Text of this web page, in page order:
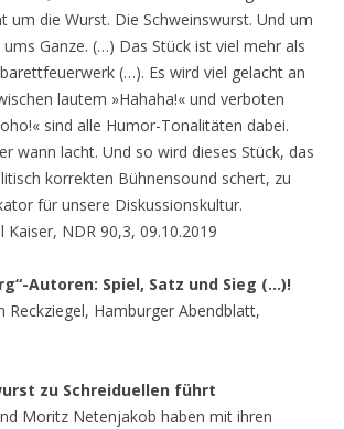
um die Wurst. Die Schweinswurst. Und um
Ganze. (…) Das Stück ist viel mehr als
(…). Es wird viel gelacht an
lautem »Hahaha!« und verboten
sind alle Humor-Tonalitäten dabei.
wann lacht. Und so wird dieses Stück, das
korrekten Bühnensound schert, zu
für unsere Diskussionskultur.
Kaiser, NDR 90,3, 09.10.2019
Autoren: Spiel, Satz und Sieg (…)!
Reckziegel, Hamburger Abendblatt,
zu Schreiduellen führt
Moritz Netenjakob haben mit ihren